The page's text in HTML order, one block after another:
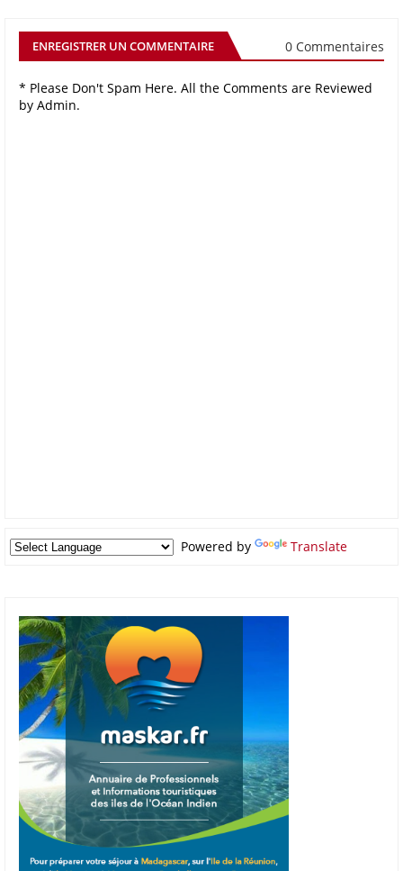
ENREGISTRER UN COMMENTAIRE 0 Commentaires
* Please Don't Spam Here. All the Comments are Reviewed
by Admin.
Powered by Translate